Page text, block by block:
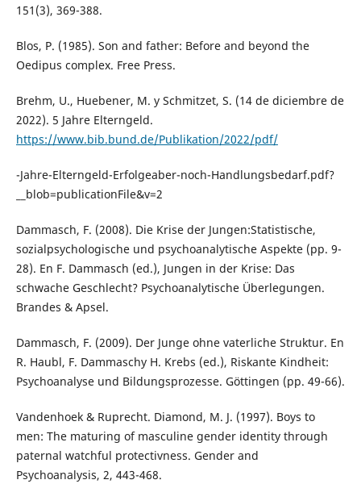
151(3), 369-388.
Blos, P. (1985). Son and father: Before and beyond the
Oedipus complex. Free Press.
Brehm, U., Huebener, M. y Schmitzet, S. (14 de diciembre de
2022). 5 Jahre Elterngeld.
https://www.bib.bund.de/Publikation/2022/pdf/
-Jahre-Elterngeld-Erfolgeaber-noch-Handlungsbedarf.pdf?
__blob=publicationFile&v=2
Dammasch, F. (2008). Die Krise der Jungen:Statistische,
sozialpsychologische und psychoanalytische Aspekte (pp. 9-
28). En F. Dammasch (ed.), Jungen in der Krise: Das
schwache Geschlecht? Psychoanalytische Überlegungen.
Brandes & Apsel.
Dammasch, F. (2009). Der Junge ohne vaterliche Struktur. En
R. Haubl, F. Dammaschy H. Krebs (ed.), Riskante Kindheit:
Psychoanalyse und Bildungsprozesse. Göttingen (pp. 49-66).
Vandenhoek & Ruprecht. Diamond, M. J. (1997). Boys to
men: The maturing of masculine gender identity through
paternal watchful protectivness. Gender and
Psychoanalysis, 2, 443-468.